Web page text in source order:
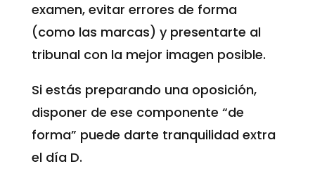
examen, evitar errores de forma
(como las marcas) y presentarte al
tribunal con la mejor imagen posible.
Si estás preparando una oposición,
disponer de ese componente “de
forma” puede darte tranquilidad extra
el día D.